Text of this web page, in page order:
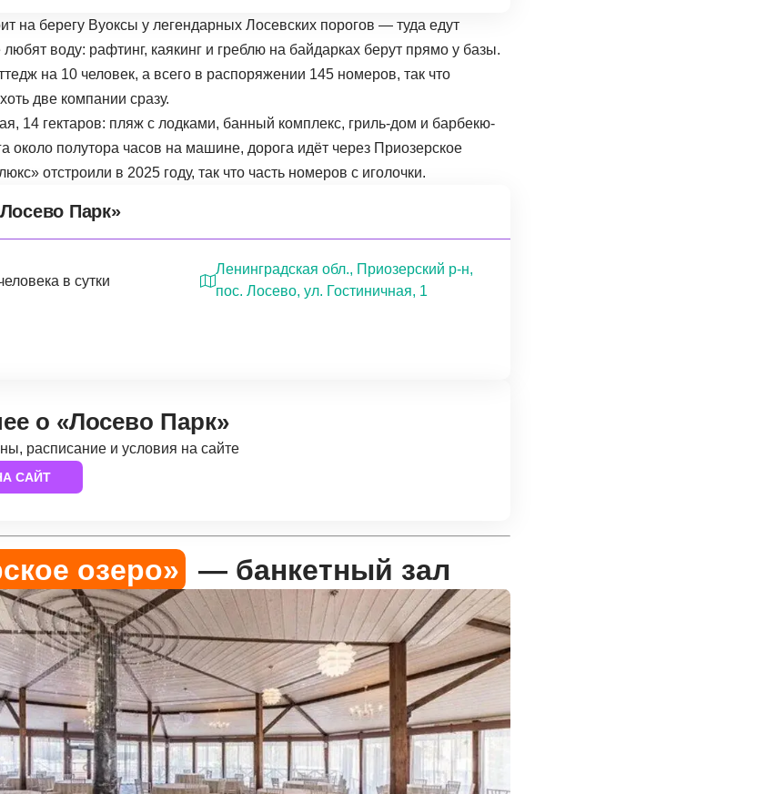
на берегу Вуоксы у легендарных Лосевских порогов — туда едут
воду: рафтинг, каякинг и греблю на байдарках берут прямо у базы.
на 10 человек, а всего в распоряжении 145 номеров, так что
две компании сразу.
14 гектаров: пляж с лодками, банный комплекс, гриль-дом и барбекю-
около полутора часов на машине, дорога идёт через Приозерское
отстроили в 2025 году, так что часть номеров с иголочки.
Парк»
в сутки
Ленинградская обл., Приозерский р-н,
пос. Лосево, ул. Гостиничная, 1
о «Лосево Парк»
расписание и условия на сайте
САЙТ
озеро» — банкетный зал